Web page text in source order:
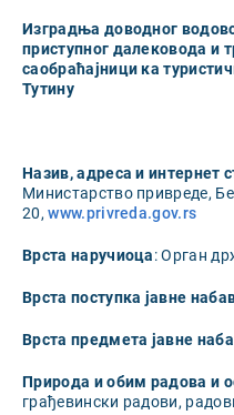
Изградња доводног
приступног далековода и
саобраћајници ка
Тутину
Назив, адреса и интернет
Министарство привреде,
20,www.privreda.gov.rs
Врста наручиоца: Орган
Врста поступка јавне
Врста предмета јавне
Природа и обим радова и
грађевински радови,